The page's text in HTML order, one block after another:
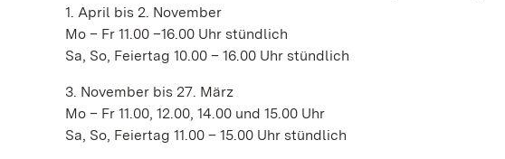
1. April bis 2. November
Mo – Fr 11.00 –16.00 Uhr stündlich
Sa, So, Feiertag 10.00 – 16.00 Uhr stündlich
3. November bis 27. März
Mo – Fr 11.00, 12.00, 14.00 und 15.00 Uhr
Sa, So, Feiertag 11.00 – 15.00 Uhr stündlich